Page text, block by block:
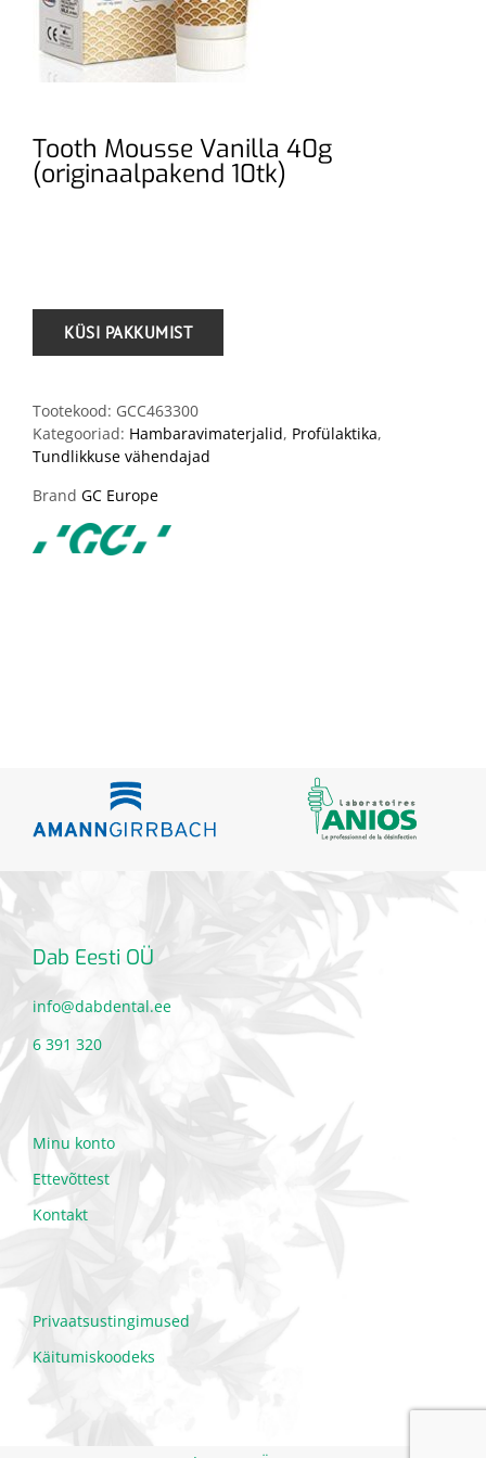
Tooth Mousse Vanilla 40g
(originaalpakend 10tk)
Tootekood: GCC463300
Kategooriad: Hambaravimaterjalid, Profülaktika,
Tundlikkuse vähendajad
Brand GC Europe
Dab Eesti OÜ
info@dabdental.ee
6 391 320
Minu konto
Ettevõttest
Kontakt
Privaatsustingimused
Käitumiskoodeks